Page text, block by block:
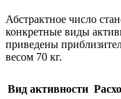
Абстрактное число
конкретные виды
приведены
весом 70 кг.
Вид активности